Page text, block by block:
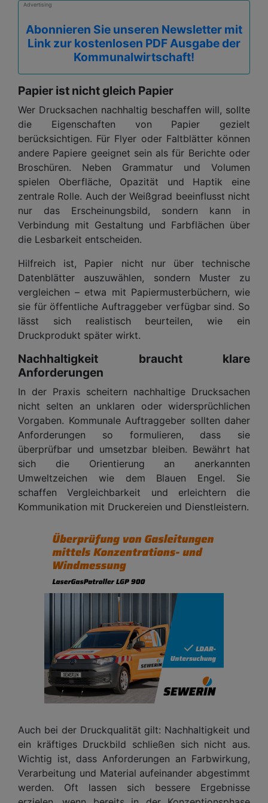
Advertising
Abonnieren Sie unseren Newsletter mit
Link zur kostenlosen PDF Ausgabe der
Kommunalwirtschaft!
Papier ist nicht gleich Papier
Wer Drucksachen nachhaltig beschaffen will, sollte
die Eigenschaften von Papier gezielt
berücksichtigen. Für Flyer oder Faltblätter können
andere Papiere geeignet sein als für Berichte oder
Broschüren. Neben Grammatur und Volumen
spielen Oberfläche, Opazität und Haptik eine
zentrale Rolle. Auch der Weißgrad beeinflusst nicht
nur das Erscheinungsbild, sondern kann in
Verbindung mit Gestaltung und Farbflächen über
die Lesbarkeit entscheiden.
Hilfreich ist, Papier nicht nur über technische
Datenblätter auszuwählen, sondern Muster zu
vergleichen – etwa mit Papiermusterbüchern, wie
sie für öffentliche Auftraggeber verfügbar sind. So
lässt sich realistisch beurteilen, wie ein
Druckprodukt später wirkt.
Nachhaltigkeit braucht klare
Anforderungen
In der Praxis scheitern nachhaltige Drucksachen
nicht selten an unklaren oder widersprüchlichen
Vorgaben. Kommunale Auftraggeber sollten daher
Anforderungen so formulieren, dass sie
überprüfbar und umsetzbar bleiben. Bewährt hat
sich die Orientierung an anerkannten
Umweltzeichen wie dem Blauen Engel. Sie
schaffen Vergleichbarkeit und erleichtern die
Kommunikation mit Druckereien und Dienstleistern.
Auch bei der Druckqualität gilt: Nachhaltigkeit und
ein kräftiges Druckbild schließen sich nicht aus.
Wichtig ist, dass Anforderungen an Farbwirkung,
Verarbeitung und Material aufeinander abgestimmt
werden. Oft lassen sich bessere Ergebnisse